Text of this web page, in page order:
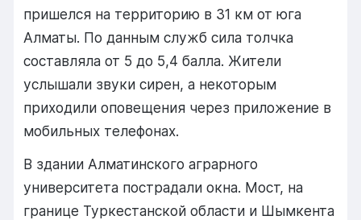
пришелся на территорию в 31 км от юга
Алматы. По данным служб сила толчка
составляла от 5 до 5,4 балла. Жители
услышали звуки сирен, а некоторым
приходили оповещения через приложение в
мобильных телефонах.
В здании Алматинского аграрного
университета пострадали окна. Мост, на
границе Туркестанской области и Шымкента